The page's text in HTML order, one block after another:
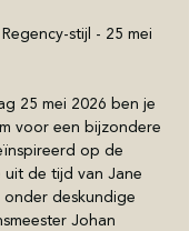
stijl - 25 mei
25 mei 2026 ben je
voor een bijzondere
op de
de tijd van Jane
deskundige
Johan